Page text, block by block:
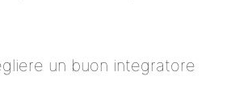
un buon integratore